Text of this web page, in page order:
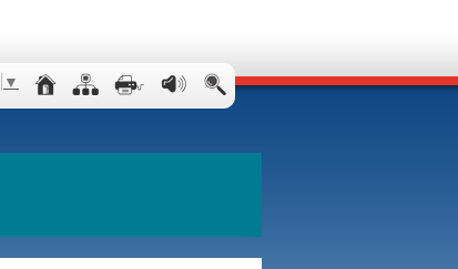
▼